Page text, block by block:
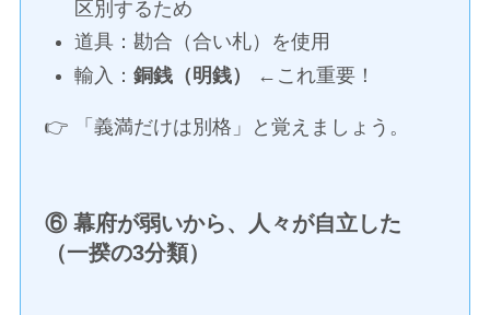
区別するため
道具：勘合（合い札）を使用
輸入：銅銭（明銭） ←これ重要！
👉 「義満だけは別格」と覚えましょう。
⑥ 幕府が弱いから、人々が自立した
（一揆の3分類）